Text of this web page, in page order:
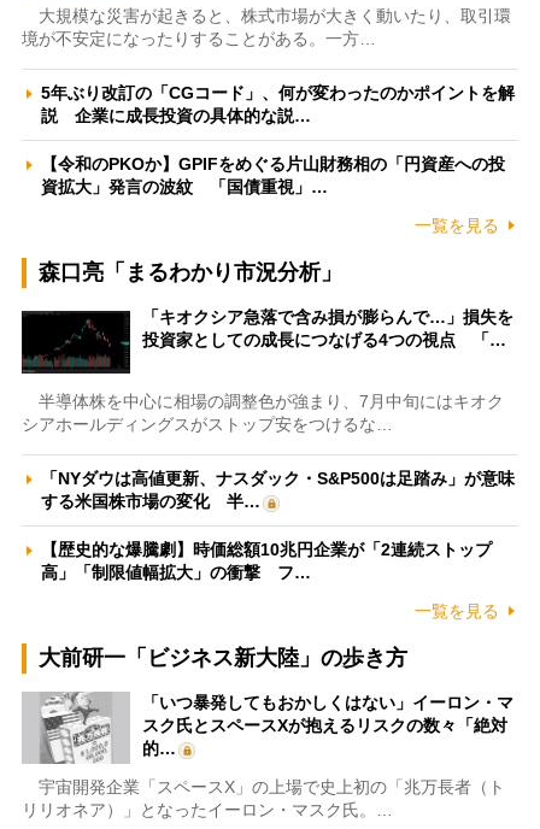
大規模な災害が起きると、株式市場が大きく動いたり、取引環
境が不安定になったりすることがある。一方…
5年ぶり改訂の「CGコード」、何が変わったのかポイントを解
説 企業に成長投資の具体的な説…
【令和のPKOか】GPIFをめぐる片山財務相の「円資産への投
資拡大」発言の波紋 「国債重視」…
一覧を見る
森口亮「まるわかり市況分析」
「キオクシア急落で含み損が膨らんで…」損失を
投資家としての成長につなげる4つの視点 「…
半導体株を中心に相場の調整色が強まり、7月中旬にはキオク
シアホールディングスがストップ安をつけるな…
「NYダウは高値更新、ナスダック・S&P500は足踏み」が意味
する米国株市場の変化 半…
【歴史的な爆騰劇】時価総額10兆円企業が「2連続ストップ
高」「制限値幅拡大」の衝撃 フ…
一覧を見る
大前研一「ビジネス新大陸」の歩き方
「いつ暴発してもおかしくはない」イーロン・マ
スク氏とスペースXが抱えるリスクの数々「絶対
的…
宇宙開発企業「スペースX」の上場で史上初の「兆万長者（ト
リリオネア）」となったイーロン・マスク氏。…